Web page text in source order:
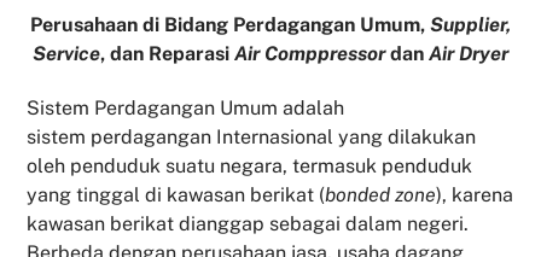
Perusahaan di Bidang Perdagangan Umum, Supplier,
Service, dan Reparasi Air Comppressordan Air Dryer
Sistem Perdagangan Umum adalah
sistem perdagangan Internasional yang dilakukan
oleh penduduk suatu negara, termasuk penduduk
yang tinggal di kawasan berikat (bonded zone), karena
kawasan berikat dianggap sebagai dalam negeri.
Berbeda dengan perusahaan jasa, usaha dagang